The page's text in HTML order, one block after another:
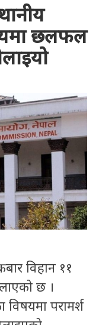
छलफल
विहान ११
छ ।
विषयमा परामर्श